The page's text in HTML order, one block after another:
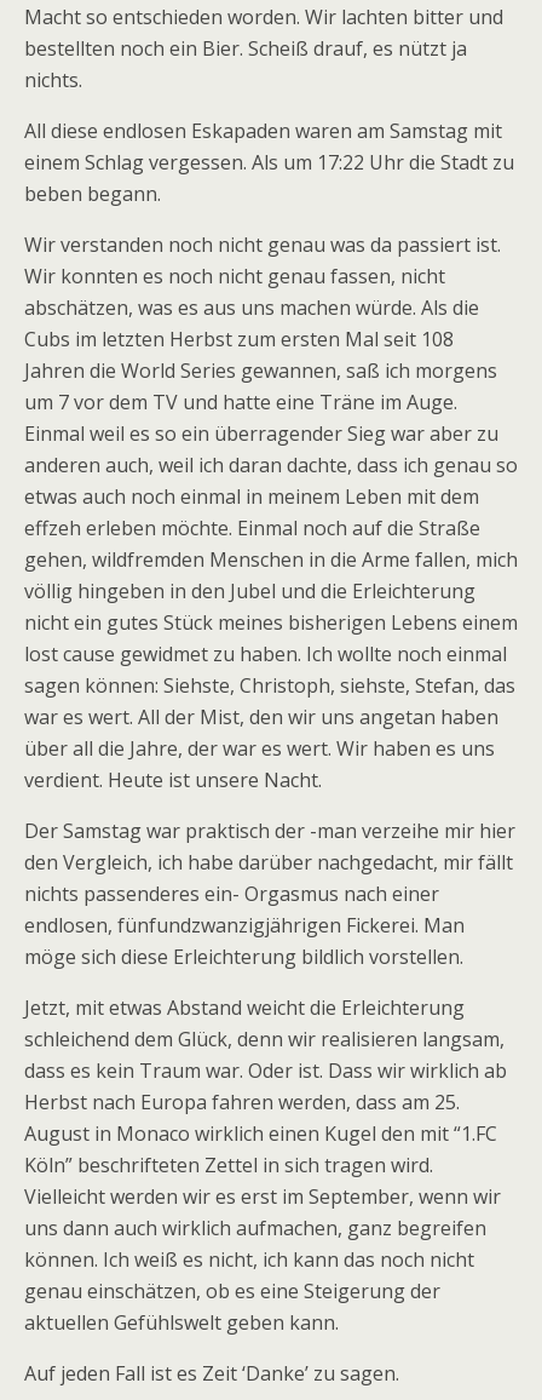
Macht so entschieden worden. Wir lachten bitter und
bestellten noch ein Bier. Scheiß drauf, es nützt ja
nichts.
All diese endlosen Eskapaden waren am Samstag mit
einem Schlag vergessen. Als um 17:22 Uhr die Stadt zu
beben begann.
Wir verstanden noch nicht genau was da passiert ist.
Wir konnten es noch nicht genau fassen, nicht
abschätzen, was es aus uns machen würde. Als die
Cubs im letzten Herbst zum ersten Mal seit 108
Jahren die World Series gewannen, saß ich morgens
um 7 vor dem TV und hatte eine Träne im Auge.
Einmal weil es so ein überragender Sieg war aber zu
anderen auch, weil ich daran dachte, dass ich genau so
etwas auch noch einmal in meinem Leben mit dem
effzeh erleben möchte. Einmal noch auf die Straße
gehen, wildfremden Menschen in die Arme fallen, mich
völlig hingeben in den Jubel und die Erleichterung
nicht ein gutes Stück meines bisherigen Lebens einem
lost cause gewidmet zu haben. Ich wollte noch einmal
sagen können: Siehste, Christoph, siehste, Stefan, das
war es wert. All der Mist, den wir uns angetan haben
über all die Jahre, der war es wert. Wir haben es uns
verdient. Heute ist unsere Nacht.
Der Samstag war praktisch der -man verzeihe mir hier
den Vergleich, ich habe darüber nachgedacht, mir fällt
nichts passenderes ein- Orgasmus nach einer
endlosen, fünfundzwanzigjährigen Fickerei. Man
möge sich diese Erleichterung bildlich vorstellen.
Jetzt, mit etwas Abstand weicht die Erleichterung
schleichend dem Glück, denn wir realisieren langsam,
dass es kein Traum war. Oder ist. Dass wir wirklich ab
Herbst nach Europa fahren werden, dass am 25.
August in Monaco wirklich einen Kugel den mit “1.FC
Köln” beschrifteten Zettel in sich tragen wird.
Vielleicht werden wir es erst im September, wenn wir
uns dann auch wirklich aufmachen, ganz begreifen
können. Ich weiß es nicht, ich kann das noch nicht
genau einschätzen, ob es eine Steigerung der
aktuellen Gefühlswelt geben kann.
Auf jeden Fall ist es Zeit ‘Danke’ zu sagen.